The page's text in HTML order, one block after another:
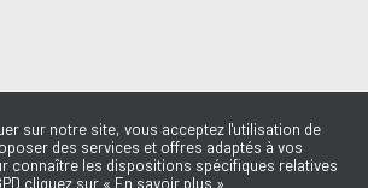
sur notre site, vous acceptez l'utilisation de
des services et offres adaptés à vos
connaître les dispositions spécifiques relatives
cliquez sur « En savoir plus »